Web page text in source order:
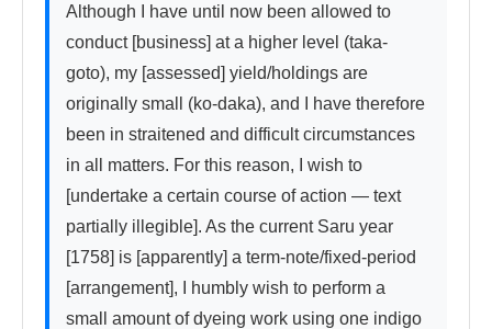
Although I have until now been allowed to
conduct [business] at a higher level (taka-
goto), my [assessed] yield/holdings are
originally small (ko-daka), and I have therefore
been in straitened and difficult circumstances
in all matters. For this reason, I wish to
[undertake a certain course of action — text
partially illegible]. As the current Saru year
[1758] is [apparently] a term-note/fixed-period
[arrangement], I humbly wish to perform a
small amount of dyeing work using one indigo